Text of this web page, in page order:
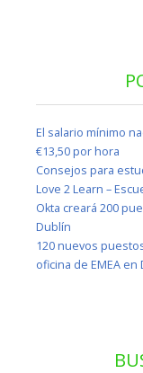
El salario mínimo
€13,50 por hora
Consejos para
Love 2 Learn –
Okta creará 200
Dublín
120 nuevos
oficina de EMEA en